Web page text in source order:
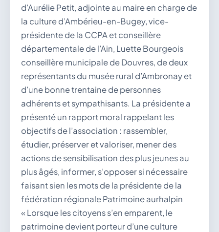
d’Aurélie Petit, adjointe au maire en charge de
la culture d’Ambérieu-en-Bugey, vice-
présidente de la CCPA et conseillère
départementale de l’Ain, Luette Bourgeois
conseillère municipale de Douvres, de deux
représentants du musée rural d’Ambronay et
d’une bonne trentaine de personnes
adhérents et sympathisants. La présidente a
présenté un rapport moral rappelant les
objectifs de l’association : rassembler,
étudier, préserver et valoriser, mener des
actions de sensibilisation des plus jeunes au
plus âgés, informer, s’opposer si nécessaire
faisant sien les mots de la présidente de la
fédération régionale Patrimoine aurhalpin
« Lorsque les citoyens s’en emparent, le
patrimoine devient porteur d’une culture